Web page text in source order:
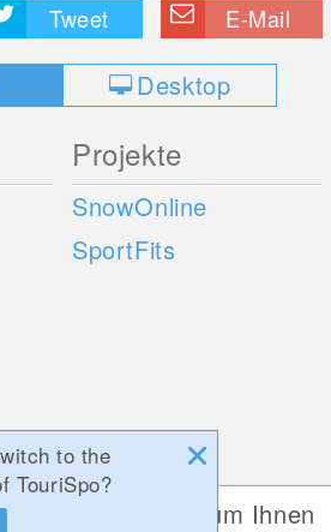
Tweet E-Mail
Desktop
Projekte
SnowOnline
SportFits
to the
TouriSpo?
Cookies, um Ihnen